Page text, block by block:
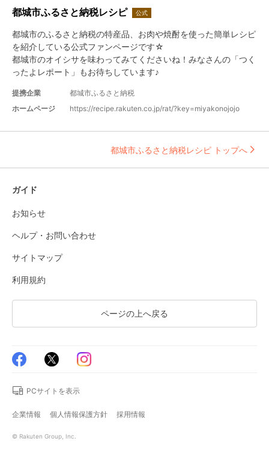
都城市ふるさと納税レシピ 公式
都城市のふるさと納税の特産品、お肉や焼酎を使った簡単レシピ
を紹介している公式ファンページです☆
都城市のオイシサを味わってみてくださいね！みなさんの「つく
ったよレポート」もお待ちしています♪
提携企業
都城市ふるさと納税
ホームページ
https://recipe.rakuten.co.jp/rat/?key=miyakonojojo
都城市ふるさと納税レシピ トップへ
ガイド
お知らせ
ヘルプ・お問い合わせ
サイトマップ
利用規約
ページの上へ戻る
PCサイトを表示
企業情報 個人情報保護方針 採用情報
© Rakuten Group, Inc.